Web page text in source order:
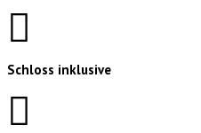
Schloss inklusive